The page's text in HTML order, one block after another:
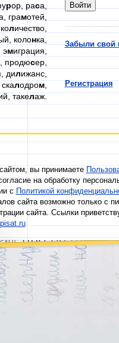
рор, раса,
грамотей,
личество,
колонка,
эмиграция,
продюсер,
дилижанс,
лодром,
такелаж.
Забыли свой
Регистрация
вы принимаете
на обработку
сПолитикой
сайта возможно только с
сайта. Ссылки